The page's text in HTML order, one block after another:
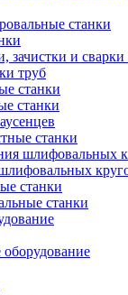
станки
зачистки и сварки
труб
станки
станки
станки
шлифовальных
станки
станки
оборудование